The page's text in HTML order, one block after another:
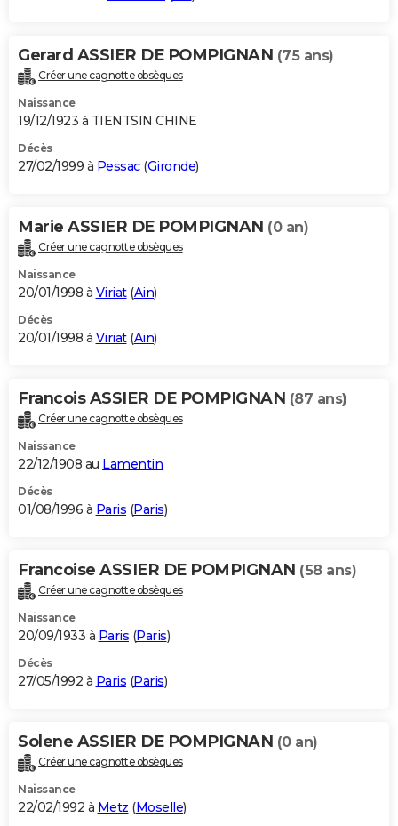
Gerard ASSIER DE POMPIGNAN (75 ans)
Créer une cagnotte obsèques
Naissance
19/12/1923 à TIENTSIN CHINE
Décès
27/02/1999 à Pessac(Gironde)
Marie ASSIER DE POMPIGNAN (0 an)
Créer une cagnotte obsèques
Naissance
20/01/1998 à Viriat(Ain)
Décès
20/01/1998 à Viriat(Ain)
Francois ASSIER DE POMPIGNAN (87 ans)
Créer une cagnotte obsèques
Naissance
22/12/1908 au Lamentin
Décès
01/08/1996 à Paris (Paris)
Francoise ASSIER DE POMPIGNAN (58 ans)
Créer une cagnotte obsèques
Naissance
20/09/1933 à Paris (Paris)
Décès
27/05/1992 à Paris (Paris)
Solene ASSIER DE POMPIGNAN (0 an)
Créer une cagnotte obsèques
Naissance
22/02/1992 à Metz (Moselle)